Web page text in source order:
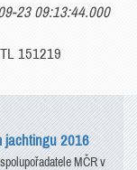
23 09:13:44.000
151219
jachtingu 2016
MČR v